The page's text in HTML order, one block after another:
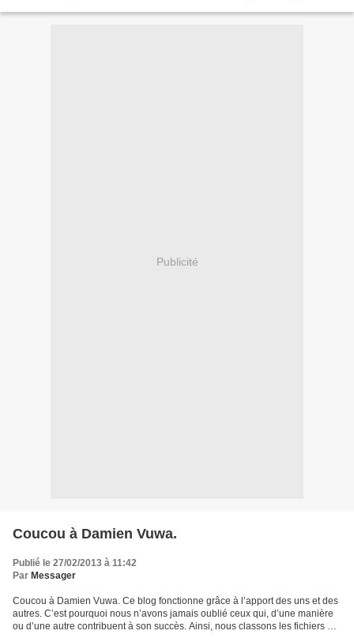
Publicité
Coucou à Damien Vuwa.
Publié le 27/02/2013 à 11:42
Par Messager
Coucou à Damien Vuwa. Ce blog fonctionne grâce à l’apport des uns et des
autres. C’est pourquoi nous n’avons jamais oublié ceux qui, d’une manière
ou d’une autre contribuent à son succès. Ainsi, nous classons les fichiers et